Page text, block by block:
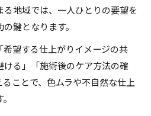
る地域では、一人ひとりの要望を
鍵となります。
望する仕上がりイメージの共
る」「施術後のケア方法の確
ことで、色ムラや不自然な仕上